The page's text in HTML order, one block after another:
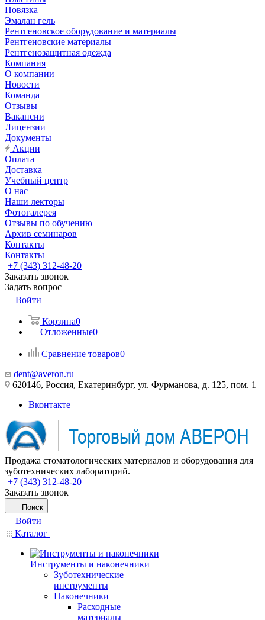
Повязка
Эмалан гель
Рентгеновское оборудование и материалы
Рентгеновские материалы
Рентгенозащитная одежда
Компания
О компании
Новости
Команда
Отзывы
Вакансии
Лицензии
Документы
Акции
Оплата
Доставка
Учебный центр
О нас
Наши лекторы
Фотогалерея
Отзывы по обучению
Архив семинаров
Контакты
Контакты
+7 (343) 312-48-20
Заказать звонок
Задать вопрос
Войти
Корзина0
Отложенные0
Сравнение товаров0
dent@averon.ru
620146, Россия, Екатеринбург, ул. Фурманова, д. 125, пом. 1
Вконтакте
Продажа стоматологических материалов и оборудования для
зуботехнических лабораторий.
+7 (343) 312-48-20
Заказать звонок
Поиск
Войти
Каталог
Инструменты и наконечники
Зуботехнические
инструменты
Наконечники
Расходные
материалы